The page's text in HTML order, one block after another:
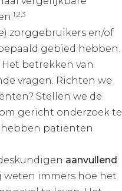
1,2,3
zorggebruikers en/of
gebied hebben.
betrekken van
vragen. Richten we
Stellen we de
gericht onderzoek te
hebben patiënten
aanvullend
weten immers hoe het